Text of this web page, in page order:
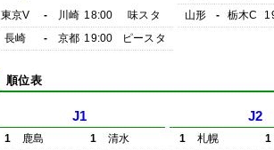
東京V
- 川崎 18:00
味スタ
長崎
- 京都 19:00 ピースタ
山形
- 栃木C
順位表
J1
1 鹿島 1
清水
J2
1 札幌
1